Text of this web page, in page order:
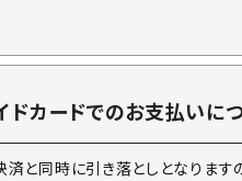
ドカードでのお支払いに
済と同時に引き落としとなりま